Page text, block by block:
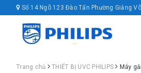
Số 14 Ngõ 123 Đào Tấn Phường Giảng
Trang chủ THIẾT BỊ UVC PHILIPS Máy